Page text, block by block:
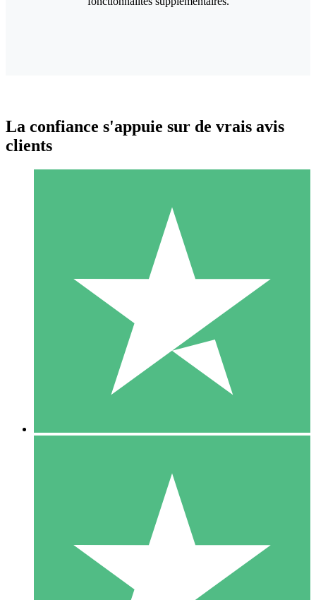
Packs de Crédits Individuels
Payez à l'utilisation avec des crédits de téléchargement. Sans
1 Téléchargement
10 00
10 Téléchargements
20 00
La confiance s'appuie sur de vrais avis
clients